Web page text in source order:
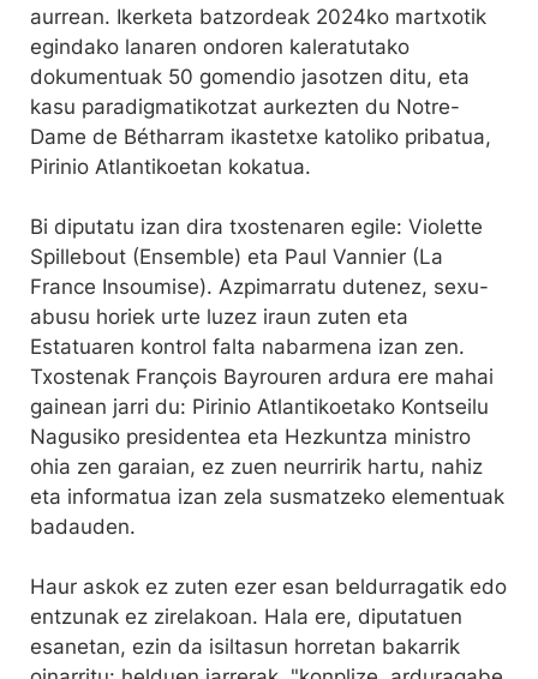
aurrean. Ikerketa batzordeak 2024ko martxotik
egindako lanaren ondoren kaleratutako
dokumentuak 50 gomendio jasotzen ditu, eta
kasu paradigmatikotzat aurkezten du Notre-
Dame de Bétharram ikastetxe katoliko pribatua,
Pirinio Atlantikoetan kokatua.
Bi diputatu izan dira txostenaren egile: Violette
Spillebout (Ensemble) eta Paul Vannier (La
France Insoumise). Azpimarratu dutenez, sexu-
abusu horiek urte luzez iraun zuten eta
Estatuaren kontrol falta nabarmena izan zen.
Txostenak François Bayrouren ardura ere mahai
gainean jarri du: Pirinio Atlantikoetako Kontseilu
Nagusiko presidentea eta Hezkuntza ministro
ohia zen garaian, ez zuen neurririk hartu, nahiz
eta informatua izan zela susmatzeko elementuak
badauden.
Haur askok ez zuten ezer esan beldurragatik edo
entzunak ez zirelakoan. Hala ere, diputatuen
esanetan, ezin da isiltasun horretan bakarrik